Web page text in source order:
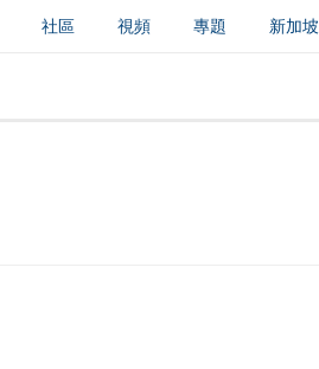
社區 視頻 專題 新加坡